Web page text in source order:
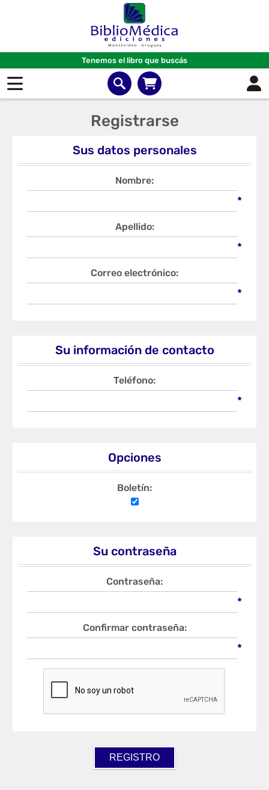
Tenemos el libro que buscás
Registrarse
Sus datos personales
Nombre:
*
Apellido:
*
Correo electrónico:
*
Su información de contacto
Teléfono:
*
Opciones
Boletín:
Su contraseña
Contraseña:
*
Confirmar contraseña:
*